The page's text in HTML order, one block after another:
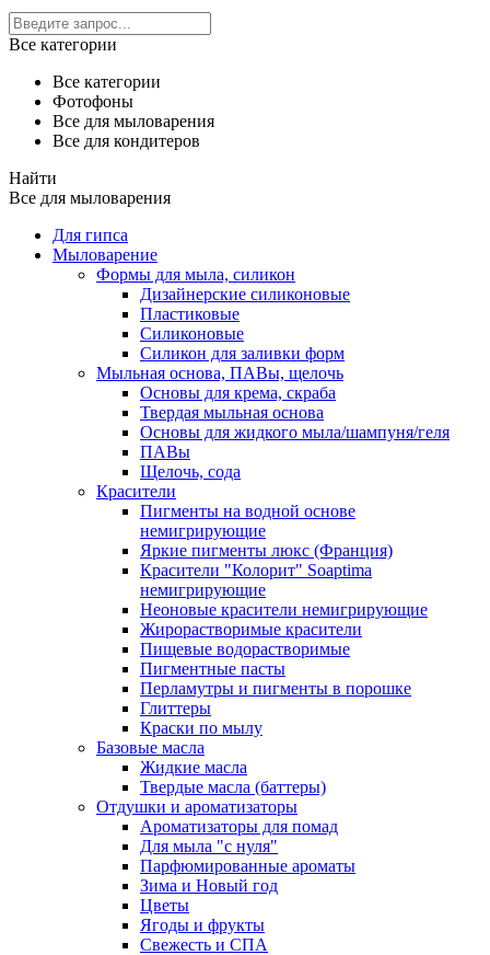
Все категории
Все категории
Фотофоны
Все для мыловарения
Все для кондитеров
Найти
Все для мыловарения
Для гипса
Мыловарение
Формы для мыла, силикон
Дизайнерские силиконовые
Пластиковые
Силиконовые
Силикон для заливки форм
Мыльная основа, ПАВы, щелочь
Основы для крема, скраба
Твердая мыльная основа
Основы для жидкого мыла/шампуня/геля
ПАВы
Щелочь, сода
Красители
Пигменты на водной основе
немигрирующие
Яркие пигменты люкс (Франция)
Красители "Колорит" Soaptima
немигрирующие
Неоновые красители немигрирующие
Жирорастворимые красители
Пищевые водорастворимые
Пигментные пасты
Перламутры и пигменты в порошке
Глиттеры
Краски по мылу
Базовые масла
Жидкие масла
Твердые масла (баттеры)
Отдушки и ароматизаторы
Ароматизаторы для помад
Для мыла "с нуля"
Парфюмированные ароматы
Зима и Новый год
Цветы
Ягоды и фрукты
Свежесть и СПА